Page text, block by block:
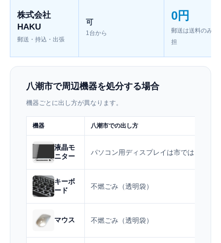
株式会社
HAKU
郵送・持込・出張
可
1台から
0円
郵送は送料のみご
担
八潮市で周辺機器を処分する場合
機器ごとに出し方が異なります。
機器 八潮市での出し方
液晶モ
ニター
パソコン用ディスプレイは市では収集で
キーボ
ード
不燃ごみ（透明袋）
マウス 不燃ごみ（透明袋）